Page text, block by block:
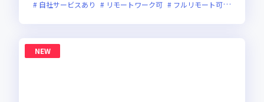
自社サービスあり
リモートワーク可 フルリモート可
NEW